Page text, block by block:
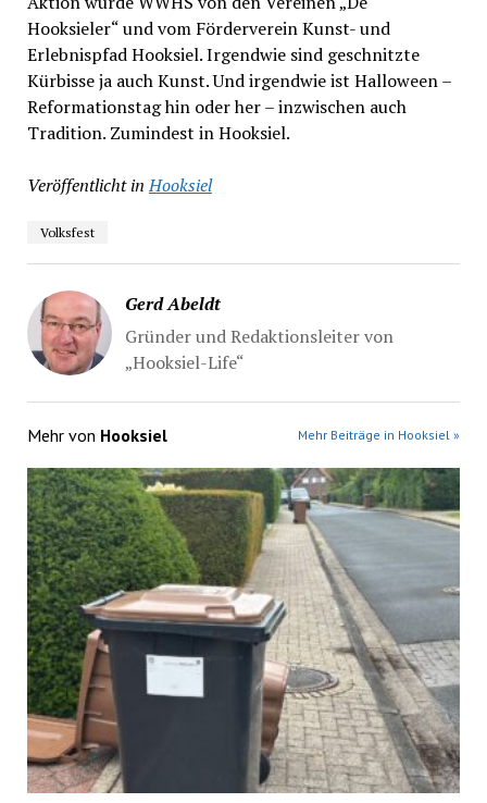
Hooksieler“ und vom Förderverein Kunst- und
Erlebnispfad Hooksiel. Irgendwie sind geschnitzte
Kürbisse ja auch Kunst. Und irgendwie ist Halloween –
Reformationstag hin oder her – inzwischen auch
Tradition. Zumindest in Hooksiel.
Veröffentlicht in Hooksiel
Volksfest
Gerd Abeldt
Gründer und Redaktionsleiter von
„Hooksiel-Life“
Mehr von Hooksiel Mehr Beiträge in Hooksiel »